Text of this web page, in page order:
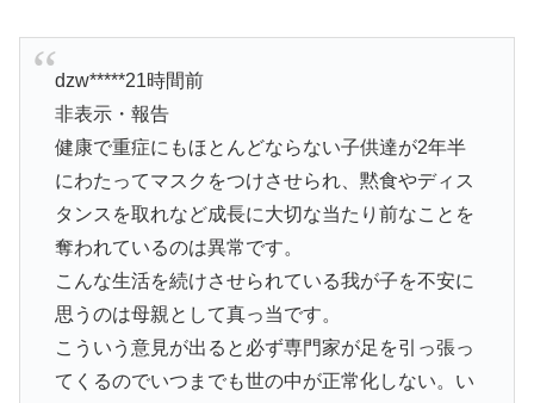
dzw*****21時間前
非表示・報告
健康で重症にもほとんどならない子供達が2年半
にわたってマスクをつけさせられ、黙食やディス
タンスを取れなど成長に大切な当たり前なことを
奪われているのは異常です。
こんな生活を続けさせられている我が子を不安に
思うのは母親として真っ当です。
こういう意見が出ると必ず専門家が足を引っ張っ
てくるのでいつまでも世の中が正常化しない。い